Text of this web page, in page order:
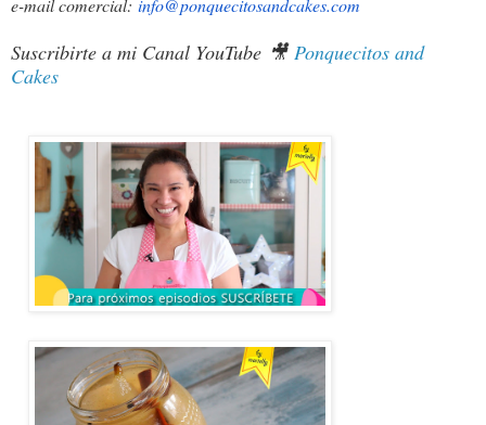
e-mail comercial: info@ponquecitosandcakes.com
Suscribirte a mi Canal YouTube 🎥Ponquecitos and
Cakes